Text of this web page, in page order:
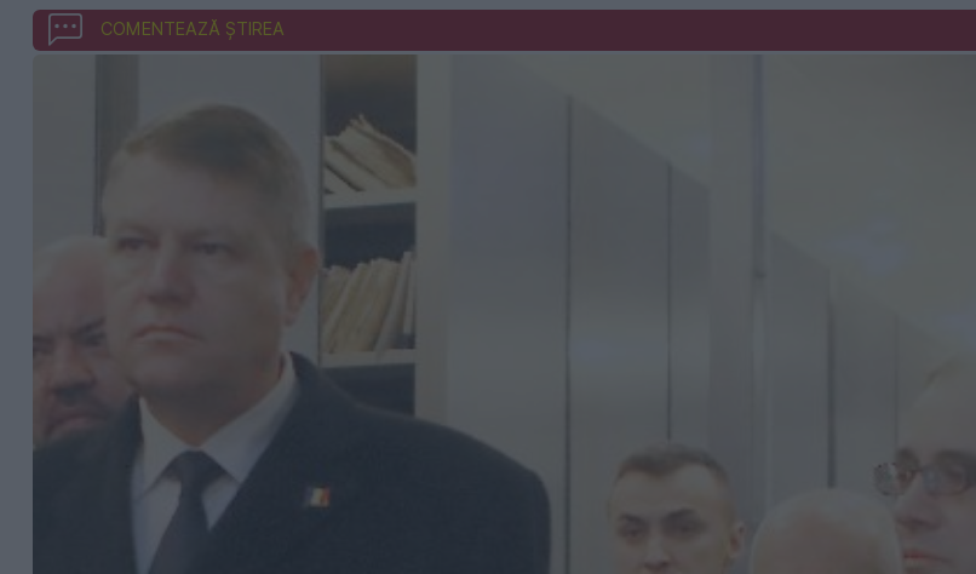
COMENTEAZĂ ȘTIREA